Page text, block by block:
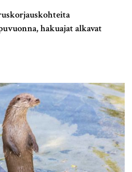
hakuajat alkavat